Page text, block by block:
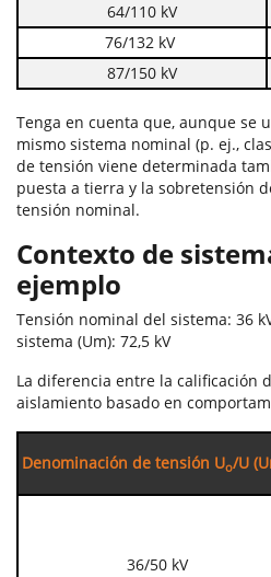
64/110 kV
76/132 kV
87/150 kV
Tenga en cuenta que, aunque se
mismo sistema nominal (p. ej.,
de tensión viene determinada
puesta a tierra y la sobretensión
tensión nominal.
Contexto de
ejemplo
Tensión nominal del sistema: 36
sistema (Um): 72,5 kV
La diferencia entre la calificación
aislamiento basado en
Denominación de tensión Uo/U
36/50 kV